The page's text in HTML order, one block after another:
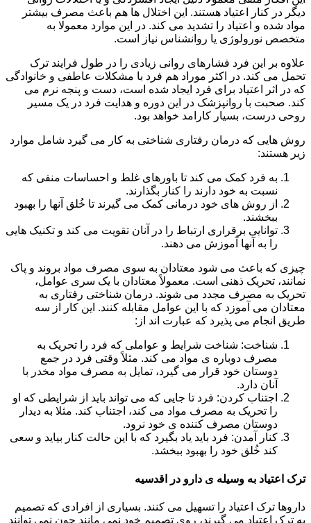
دیگر در کنار اعتیاد هستند. این اختلال ها هم باعث مصرف بیشتر
مواد شده و اعتیاد را تشدید می کند. در این موارد معمولا به
متخصص نورولوژی یا روانشناس نیاز است.
علاوه بر این فرد فشارهای روانی زیادی را در طول فرایند ترک
تحمل می کند. در اکثر موراد هم فرد با مشکلات عاطفی و خانوادگی
که در اثر اعتیاد برای فرد ایجاد شده است، دست و پنجه نرم می
کند. صحبت با روانپزشک در این دوره و هدایت فرد در یک مسیر
روحی درست، بسیار کارامد خواهد بود.
روش هایی که درمان رفتاری شناختی به کار می گیرد شامل موارد
زیر هستند:
به فرد کمک می کند تا باورهای غلط و احساسات منفی که
نسبت به خود دارند را کنار بگذارند.
از روش های خود درمانی کمک می گیرند تا خُلق آنها را بهبود
ببخشند.
توانایی برقراری ارتباط را در آنان تقویت می کند و تکنیک هایی
را به آنها آموزش می دهند.
چیزی که باعث می شود معتادان به سوی مصرف مواد بروند و پاک
نمانند، تحریک ذهنی است. معمولاً معتادان با یک سری عوامل،
تحریک به مصرف مجدد می شوند. درمان شناختی رفتاری به
معتادان می آموزد که با این عوامل مقابله کنند. این کار از سه
طریق انجام می پذیرد که عبارت اند از:
شناخت: شناخت شرایط و عواملی که فرد را تحریک به
مصرف دوباره ی مواد می کند. مثلاً وقتی فرد در جمع
دوستان خود قرار می گیرد، تمایل به مصرف مواد مخدر با
آنان دارد.
اجتناب کردن: فرد تا جایی که می تواند باید از شرایطی که او
را تحریک به مصرف مواد می کند، اجتناب کند. مثلا به دیدار
دوستان مصرف کننده ی خود نرود.
کنار آمدن: فرد باید یاد بگیرد که با این حالت کنار بیاید و سعی
کند خُلق خود را بهبود ببخشد.
ترک اعتیاد به وسیله ی دارو در اقدسیه
داروها ترک اعتیاد را تسهیل می کنند. بسیاری از افرادی که تصمیم
به ترک اعتیاد می گیرند، روی تصمیم خود نمی مانند چون نمی توانند